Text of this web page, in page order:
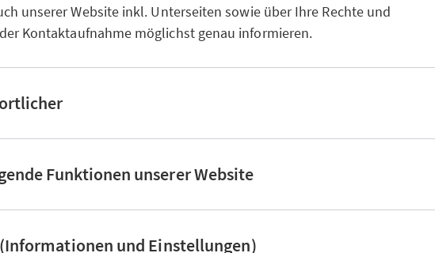
unserer Website inkl. Unterseiten sowie über Ihre Rechte und
Kontaktaufnahme möglichst genau informieren.
Funktionen unserer Website
und Einstellungen)